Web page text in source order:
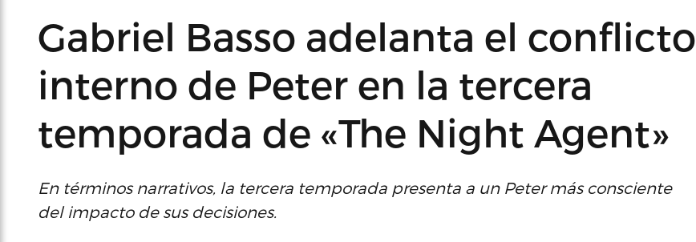
Gabriel Basso adelanta el conflicto
interno de Peter en la tercera
temporada de «The Night Agent»
En términos narrativos, la tercera temporada presenta a un Peter más consciente
del impacto de sus decisiones.